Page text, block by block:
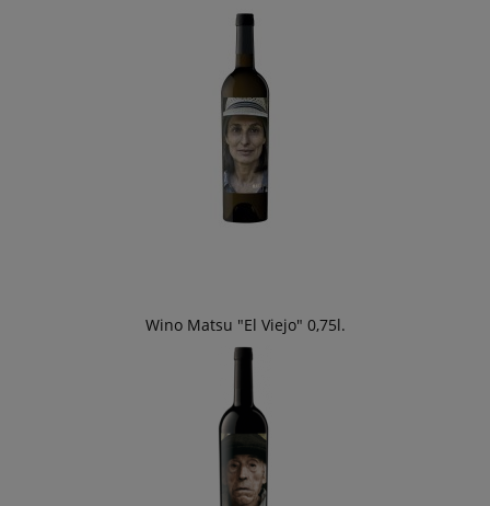
Wino Matsu "El Viejo" 0,75l.